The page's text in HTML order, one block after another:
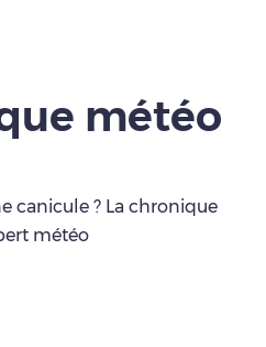
météo
canicule ? La chronique
météo